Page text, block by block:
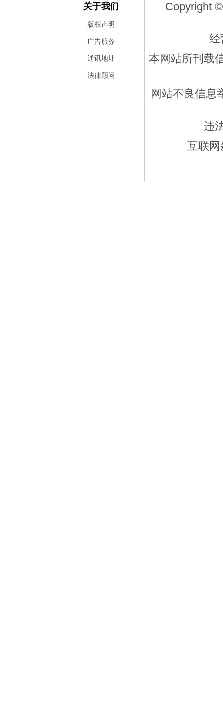
关于我们
版权声明
广告服务
通讯地址
法律顾问
Copyright
经
本网站所刊载
网站不良信息
违
互联网